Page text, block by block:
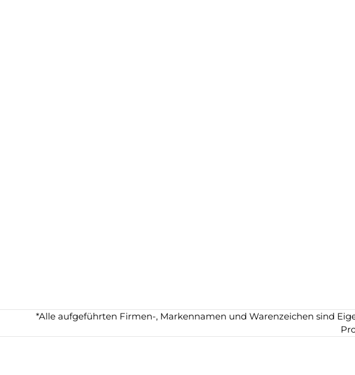
*Alle aufgeführten Firmen-, Markennamen und Warenzeichen sind